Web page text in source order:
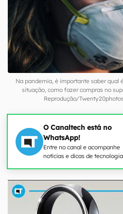
Na pandemia, é importante saber qual
situação, como fazer compras no
Reprodução/
O Canaltech está no
WhatsApp!
Entre no canal e acompanhe
notícias e dicas de tecnologia